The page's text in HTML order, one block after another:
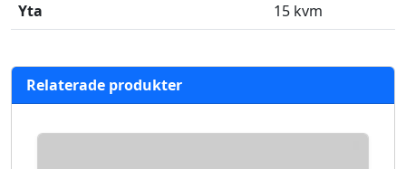
Yta
15 kvm
Relaterade produkter